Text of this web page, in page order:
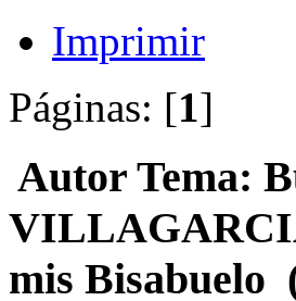
Imprimir
Páginas: [1]
Autor Tema:
mis Bisabuelo